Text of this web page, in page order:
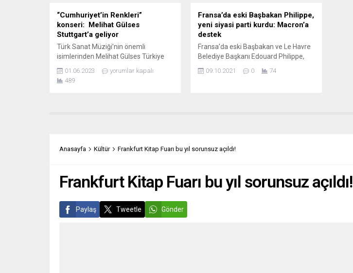
“Cumhuriyet’in Renkleri”
konseri: Melihat Gülses
Stuttgart’a geliyor
Türk Sanat Müziği’nin önemli
isimlerinden Melihat Gülses Türkiye
dolayısıyla Stuttgart’ta bir konser
vermeye hazırlanıyor. “Cumhuriyet’in
Baden-Württemberg’in “Depremden
01.06.2023
yorumlar kapalı
489
Fransa’da eski Başbakan Philippe,
yeni siyasi parti kurdu: Macron’a
destek
Fransa’da eski Başbakan ve Le Havre
Belediye Başkanı Edouard Philippe,
Philippe, Le Havre kentinde
seçiminde) Cumhurbaşkanı
09.10.2021 0 74
Anasayfa Kültür Frankfurt Kitap Fuarı bu yıl sorunsuz açıldı!
Frankfurt Kitap Fuarı bu yıl sorunsuz açıldı!
Paylaş Tweetle Gönder